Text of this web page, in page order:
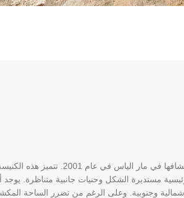
الكنيسة السفلى هي كنيسة أخرى تم اكتشافها في مار الياس في عام 2001. تتميز هذه
مستديرة الشكل وحنيات جانبية متناظرة. يوجد
وجنوبية. وعلى الرغم من تضرر الساحة